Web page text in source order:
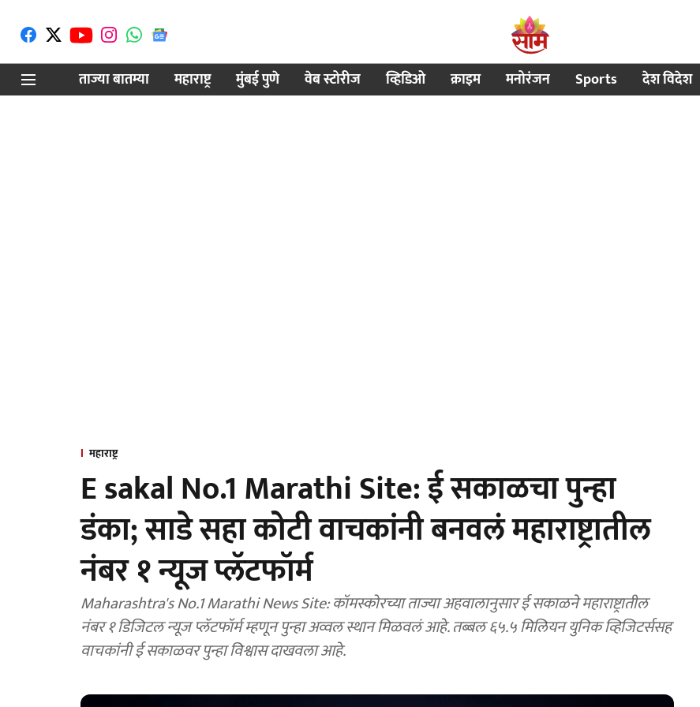
ताज्या बातम्या
महाराष्ट्र मुंबई पुणे वेब स्टोरीज व्हिडिओ क्राइम मनोरंजन Sports देश विदेश
महाराष्ट्र
E sakal No.1 Marathi Site: ई सकाळचा पुन्हा
डंका; साडे सहा कोटी वाचकांनी बनवलं महाराष्ट्रातील
नंबर १ न्यूज प्लॅटफॉर्म
Maharashtra's No.1 Marathi News Site: कॉमस्कोरच्या ताज्या अहवालानुसार ई सकाळने महाराष्ट्रातील
नंबर १ डिजिटल न्यूज प्लॅटफॉर्म म्हणून पुन्हा अव्वल स्थान मिळवलं आहे. तब्बल ६५.५ मिलियन युनिक व्हिजिटर्ससह
वाचकांनी ई सकाळवर पुन्हा विश्वास दाखवला आहे.